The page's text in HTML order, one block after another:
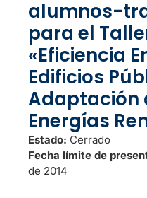
alumnos-
para el
«Eficiencia
Edificios
Adaptación
Energías
Estado: Cerrado
Fecha límite de
de 2014